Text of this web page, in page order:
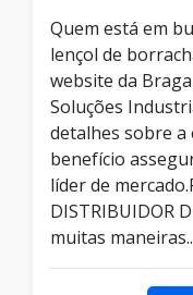
Quem está em
lençol de
website da
Soluções
detalhes sobre a
benefício
líder de
DISTRIBUIDOR
muitas